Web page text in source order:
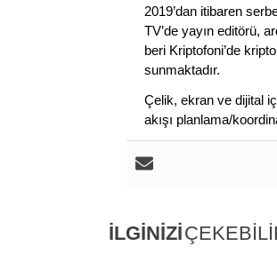
2019’dan itibaren
TV’de yayın editörü,
beri Kriptofoni’de
sunmaktadır.
Çelik, ekran ve dijital
akışı planlama/
İLGİNİZİ